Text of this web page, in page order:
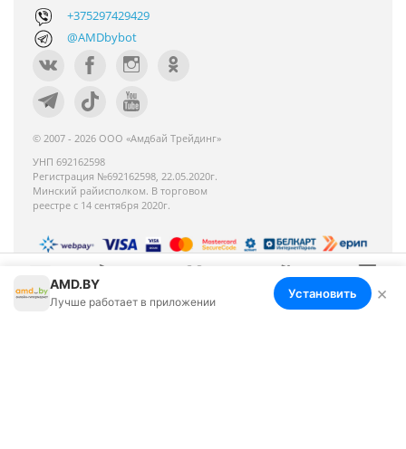
Меню Корзина Избранное Сравнение Войти
+375297429429
@AMDbybot
© 2007 - 2026 ООО «Амдбай Трейдинг»
УНП 692162598
Регистрация №692162598, 22.05.2020г.
Минский райисполком. В торговом
реестре с 14 сентября 2020г.
Номер телефона работников местных
исполнительных и распорядительных органов по
AMD.BY
Лучше работает в приложении
Установить ×